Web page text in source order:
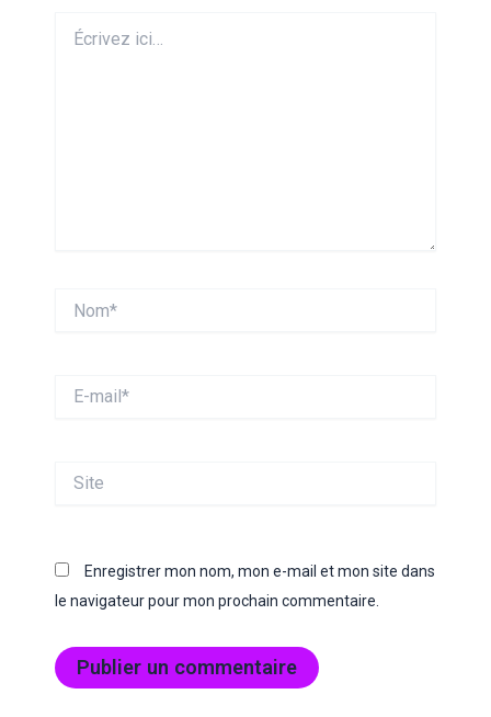
ici…
mail*
Enregistrer mon nom, mon e-mail et mon site dans
le navigateur pour mon prochain commentaire.